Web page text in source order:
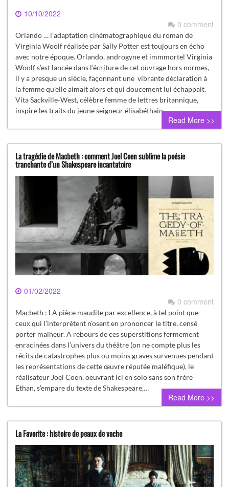
10/10/2022
0 comment
Orlando … l’adaptation cinématographique du roman de
Virginia Woolf réalisée par Sally Potter est toujours en écho
avec notre époque. Orlando, androgyne et immmortel Virginia
Woolf s’est lancée dans l’écriture de cet ouvrage hors normes,
il y a presque un siècle, façonnant une vibrante déclaration à
la femme qu’elle aimait alors et qui doucement lui échappait.
Vita Sackville-West, célèbre femme de lettres britannique,
inspire les traits du jeune seigneur élisabéthain…
Read More >>
La tragédie de Macbeth : comment Joel Coen sublime la poésie
tranchante d’un Shakespeare incantatoire
01/02/2022
0 comment
Macbeth : LA pièce maudite par excellence, à tel point que
ceux qui l’interprètent n’osent en prononcer le titre, censé
porter malheur. A rebours de ces superstitions fermement
enracinées dans l’univers du théâtre (on ne compte plus les
récits de catastrophes plus ou moins graves survenues pendant
les représentations de cette œuvre réputée maléfique), le
réalisateur Joel Coen, oeuvrant ici en solo sans son frère
Ethan, s’empare du texte de Shakespeare,…
Read More >>
La Favorite : histoire de peaux de vache